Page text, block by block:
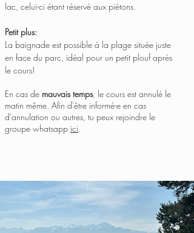
lac, celui-ci étant réservé aux piétons.
Petit plus:
La baignade est possible à la plage située juste
en face du parc, idéal pour un petit plouf après
le cours!
En cas de mauvais temps, le cours est annulé le
matin même. Afin d'être informé-e en cas
d'annulation ou autres, tu peux rejoindre le
groupe whatsapp ici.